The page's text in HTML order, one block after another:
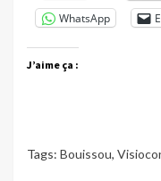
WhatsApp
J’aime ça :
Tags: Bouissou,